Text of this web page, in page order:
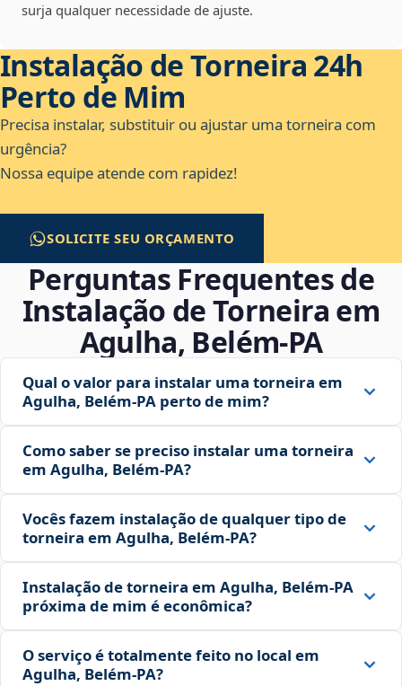
surja qualquer necessidade de ajuste.
Instalação de Torneira 24h
Perto de Mim
Precisa instalar, substituir ou ajustar uma torneira com
urgência?
Nossa equipe atende com rapidez!
SOLICITE SEU ORÇAMENTO
Perguntas Frequentes de
Instalação de Torneira em
Agulha, Belém‑PA
Qual o valor para instalar uma torneira em
Agulha, Belém‑PA perto de mim?
Como saber se preciso instalar uma torneira
em Agulha, Belém‑PA?
Vocês fazem instalação de qualquer tipo de
torneira em Agulha, Belém‑PA?
Instalação de torneira em Agulha, Belém‑PA
próxima de mim é econômica?
O serviço é totalmente feito no local em
Agulha, Belém‑PA?